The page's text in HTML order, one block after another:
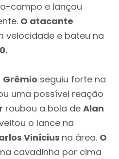
campo e lançou
O atacante
velocidade e bateu na
Grêmio seguiu forte na
uma possível reação
roubou a bola de Alan
o lance na
Vinícius na área. O
cavadinha por cima